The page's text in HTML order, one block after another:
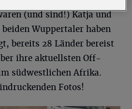
(und sind!) Katja und
Wuppertaler haben
bereits 28 Länder bereist
ihre aktuellsten Off-
südwestlichen Afrika.
Fotos!